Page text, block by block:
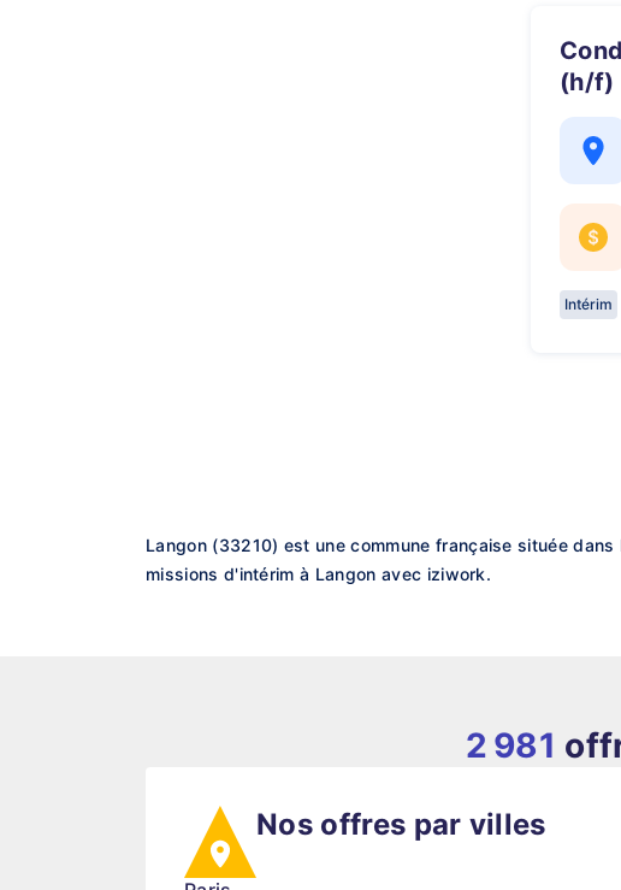
Conducteur Routier Frigorifique
(h/f)
Intérim
Langon (33210) est une commune française située
missions d'intérim à Langon avec iziwork.
2 981
Nos offres par villes